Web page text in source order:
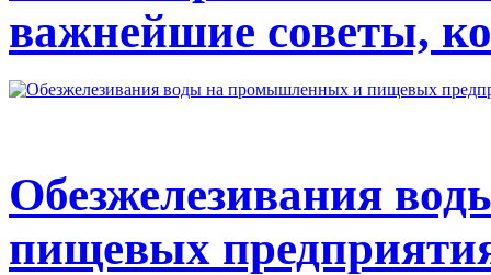
важнейшие советы,
Обезжелезивания
пищевых